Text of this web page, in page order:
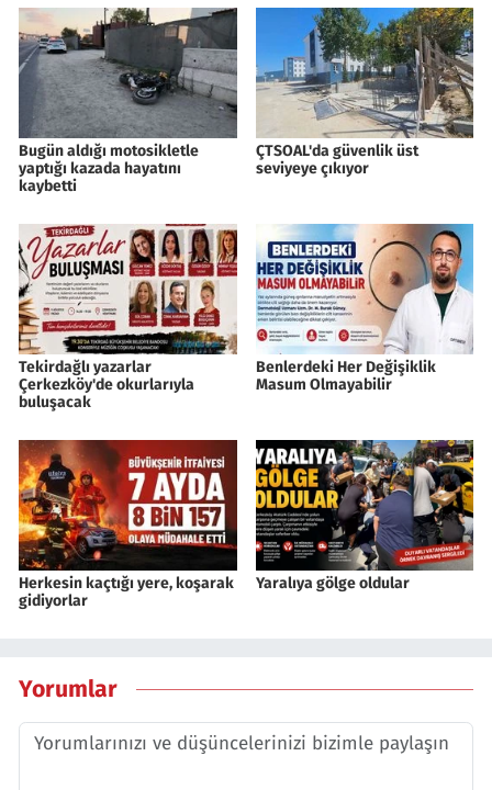
Bugün aldığı motosikletle
yaptığı kazada hayatını
kaybetti
ÇTSOAL'da güvenlik üst
seviyeye çıkıyor
Tekirdağlı yazarlar
Çerkezköy'de okurlarıyla
buluşacak
Benlerdeki Her Değişiklik
Masum Olmayabilir
Herkesin kaçtığı yere, koşarak
gidiyorlar
Yaralıya gölge oldular
Yorumlar